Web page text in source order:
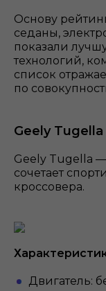
Основу
седаны,
показали
технологий,
список
по
Geely Tugella
Geely Tugella
сочетает
кроссовера.
Двигатель: